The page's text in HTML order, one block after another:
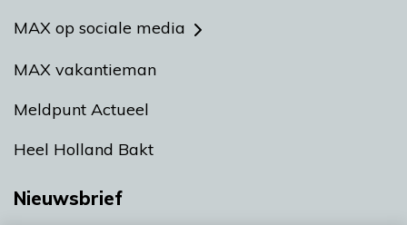
MAX op sociale media
MAX vakantieman
Meldpunt Actueel
Heel Holland Bakt
Nieuwsbrief